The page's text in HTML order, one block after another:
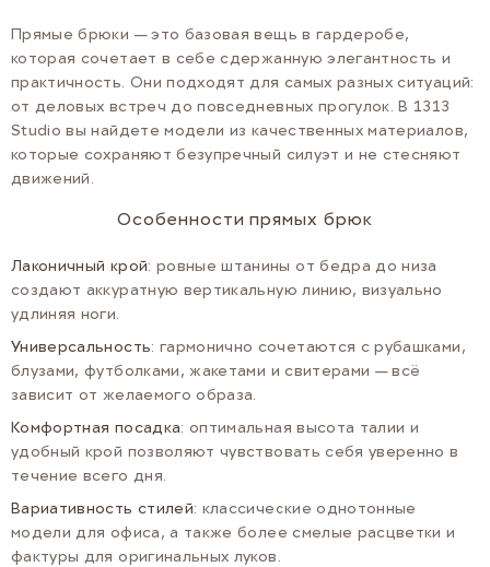
Прямые брюки — это базовая вещь в гардеробе,
которая сочетает в себе сдержанную элегантность и
практичность. Они подходят для самых разных ситуаций:
от деловых встреч до повседневных прогулок. В 1313
Studio вы найдете модели из качественных материалов,
которые сохраняют безупречный силуэт и не стесняют
движений.
Особенности прямых брюк
Лаконичный крой: ровные штанины от бедра до низа
создают аккуратную вертикальную линию, визуально
удлиняя ноги.
Универсальность: гармонично сочетаются с рубашками,
блузами, футболками, жакетами и свитерами — всё
зависит от желаемого образа.
Комфортная посадка: оптимальная высота талии и
удобный крой позволяют чувствовать себя уверенно в
течение всего дня.
Вариативность стилей: классические однотонные
модели для офиса, а также более смелые расцветки и
фактуры для оригинальных луков.